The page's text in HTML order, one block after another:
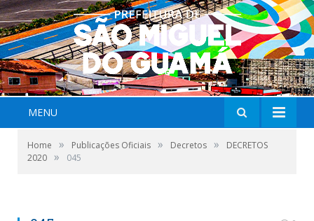
MENU
Home » Publicações Oficiais » Decretos »
DECRETOS
2020 » 045